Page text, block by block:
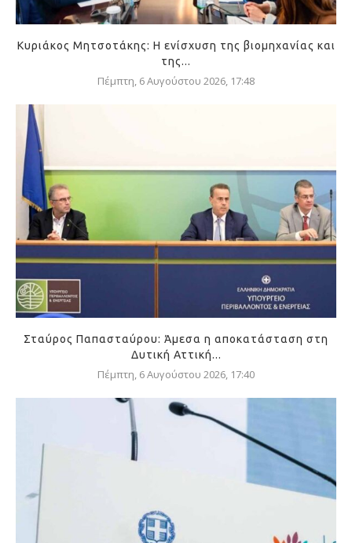
Κυριάκος Μητσοτάκης: Η ενίσχυση της βιομηχανίας και
της...
Πέμπτη, 6 Αυγούστου 2026, 17:48
Σταύρος Παπασταύρου: Άμεσα η αποκατάσταση στη
Δυτική Αττική...
Πέμπτη, 6 Αυγούστου 2026, 17:40